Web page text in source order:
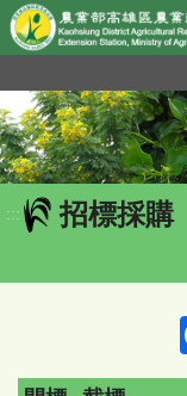
網頁置頂
到
主
要
內
容
區
::: 招標採購